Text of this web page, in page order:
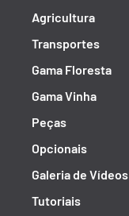
Agricultura
Transportes
Gama Floresta
Gama Vinha
Peças
Opcionais
Galeria de Vídeos
Tutoriais